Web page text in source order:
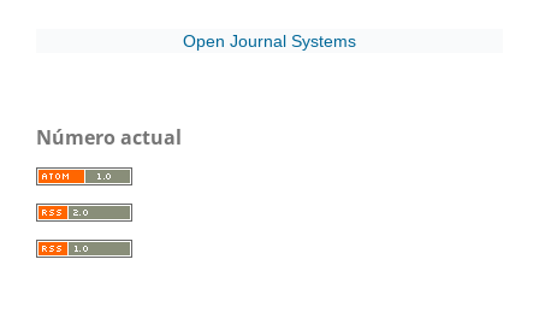
Open Journal Systems
Número actual